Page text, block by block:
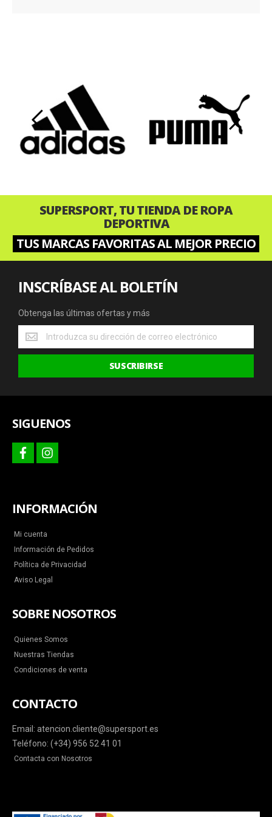
‹ ›
SUPERSPORT, TU TIENDA DE ROPA
DEPORTIVA
TUS MARCAS FAVORITAS AL MEJOR PRECIO
INSCRÍBASE AL BOLETÍN
Obtenga las últimas ofertas y más
Obtenga
las
últimas
y
SUSCRIBIRSE
SIGUENOS
facebookinstagram
INFORMACIÓN
Mi cuenta
Información de Pedidos
Política de Privacidad
Aviso Legal
SOBRE NOSOTROS
Quienes Somos
Nuestras Tiendas
Condiciones de venta
CONTACTO
Email: atencion.cliente@supersport.es
Teléfono: (+34) 956 52 41 01
Contacta con Nosotros